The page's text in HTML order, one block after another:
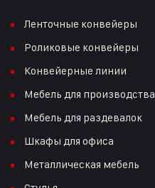
Ленточные конвейеры
Роликовые конвейеры
Конвейерные линии
Мебель для производства
Мебель для раздевалок
Шкафы для офиса
Металлическая мебель